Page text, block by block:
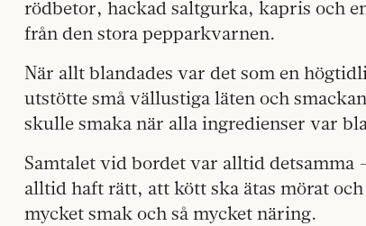
rödbetor, hackad saltgurka, kapris och
från den stora pepparkvarnen.
När allt blandades var det som en
utstötte små vällustiga läten och
skulle smaka när alla ingredienser var
Samtalet vid bordet var alltid
alltid haft rätt, att kött ska ätas mörat
mycket smak och så mycket näring.